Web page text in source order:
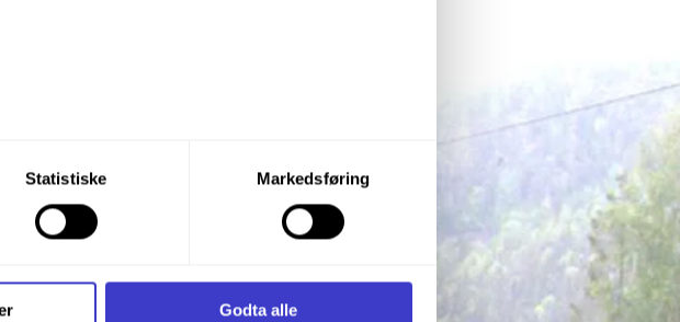
kan også velge formålet du vil samtykke til ved å
innstillingene».
og hvordan vi samler inn og behandler
Statistiske Markedsføring
Godta alle